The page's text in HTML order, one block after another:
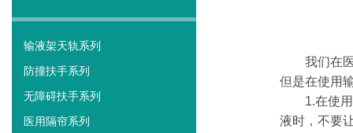
输液架天轨系列
防撞扶手系列
无障碍扶手系列
医用隔帘系列
我们在医
但是在使用
1.在使用医
液时，不要